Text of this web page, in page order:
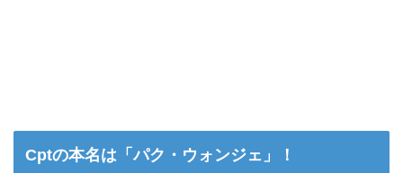
Cptの本名は「パク・ウォンジェ」！